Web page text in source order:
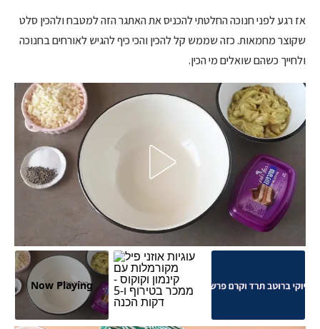
אז רגע לפני חנוכה החלטתי להכניס את האתגר הזה למטבח ולהכין סלט
שקוצר מחמאות. כזה שממש קל להכין והכי כיף להגיש לאורחים בחנוכה
ולחייך כשהם שואלים מי הכין.
Now Playing